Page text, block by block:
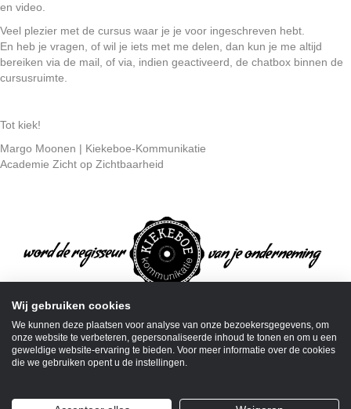
en video.
Veel plezier met de cursus waar je je voor ingeschreven hebt.
En heb je vragen, of wil je iets met me delen, dan kun je me altijd
bereiken via de mail, of via, indien geactiveerd, de chatbox binnen de
cursusruimte.
Tot kiek!
Margo Moonen | Kiekeboe-Kommunikatie
Academie Zicht op Zichtbaarheid
Wij gebruiken cookies
We kunnen deze plaatsen voor analyse van onze bezoekersgegevens, om
onze website te verbeteren, gepersonaliseerde inhoud te tonen en om u een
geweldige website-ervaring te bieden. Voor meer informatie over de cookies
die we gebruiken opent u de instellingen.